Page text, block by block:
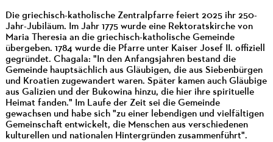
Die griechisch-katholische Zentralpfarre feiert 2025 ihr 250-
Jahr-Jubiläum. Im Jahr 1775 wurde eine Rektoratskirche von
Maria Theresia an die griechisch-katholische Gemeinde
übergeben. 1784 wurde die Pfarre unter Kaiser Josef II. offiziell
gegründet. Chagala: "In den Anfangsjahren bestand die
Gemeinde hauptsächlich aus Gläubigen, die aus Siebenbürgen
und Kroatien zugewandert waren. Später kamen auch Gläubige
aus Galizien und der Bukowina hinzu, die hier ihre spirituelle
Heimat fanden." Im Laufe der Zeit sei die Gemeinde
gewachsen und habe sich "zu einer lebendigen und vielfältigen
Gemeinschaft entwickelt, die Menschen aus verschiedenen
kulturellen und nationalen Hintergründen zusammenführt".